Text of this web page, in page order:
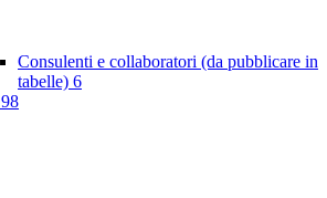
Consulenti e collaboratori (da pubblicare in
tabelle) 6
98